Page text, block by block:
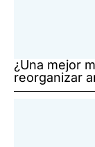
¿Una mejor
reorganizar